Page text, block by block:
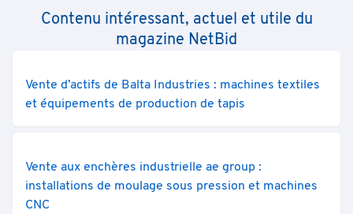
Contenu intéressant, actuel et utile du
magazine NetBid
Vente d’actifs de Balta Industries : machines textiles
et équipements de production de tapis
Vente aux enchères industrielle ae group :
installations de moulage sous pression et machines
CNC